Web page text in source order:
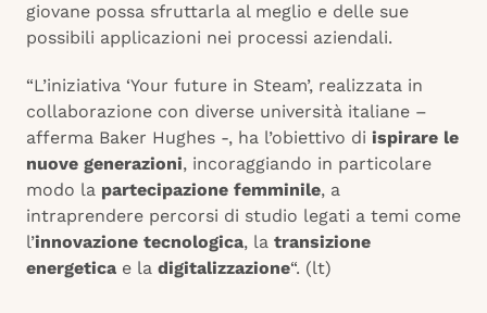
giovane possa sfruttarla al meglio e delle sue
possibili applicazioni nei processi aziendali.
“L’iniziativa ‘Your future in Steam’, realizzata in
collaborazione con diverse università italiane –
afferma Baker Hughes -, ha l’obiettivo di ispirare le
nuove generazioni, incoraggiando in particolare
modo la partecipazione femminile, a
intraprendere percorsi di studio legati a temi come
l’innovazione tecnologica, la transizione
energetica e la digitalizzazione“. (lt)